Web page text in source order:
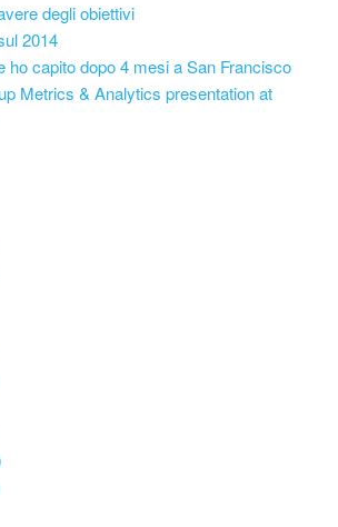
degli obiettivi
2014
ho capito dopo 4 mesi a San Francisco
Metrics & Analytics presentation at